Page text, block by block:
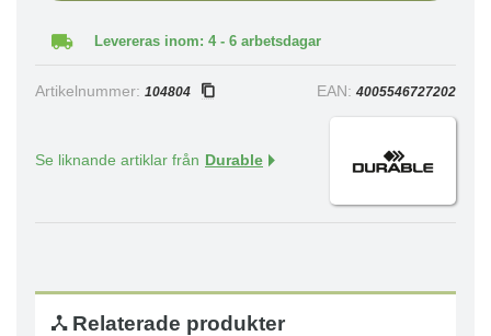
Levereras inom: 4 - 6 arbetsdagar
Artikelnummer: 104804 EAN: 4005546727202
Se liknande artiklar från Durable
Relaterade produkter